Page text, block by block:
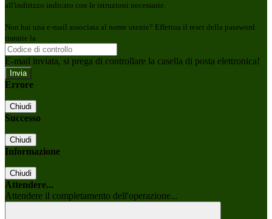
all'indirizzo indicato con le istruzioni necessarie.
Non hai una e-mail associata al nome utente? Effettua il reset della password
tramite la
E-mail inviata, si prega di controllare la casella di posta elettronica!
Errore
Chiudi
Successo
Chiudi
Informazione
Chiudi
Attendere...
Attendere il completamento dell'operazione...